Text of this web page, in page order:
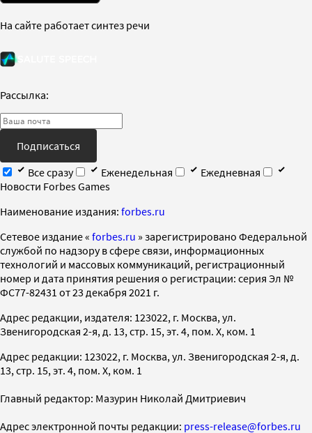
На сайте работает синтез речи
Рассылка:
Подписаться
Все сразу
Еженедельная
Ежедневная
Новости Forbes Games
Наименование издания: forbes.ru
Cетевое издание « forbes.ru » зарегистрировано Федеральной
службой по надзору в сфере связи, информационных
технологий и массовых коммуникаций, регистрационный
номер и дата принятия решения о регистрации: серия Эл №
ФС77-82431 от 23 декабря 2021 г.
Адрес редакции, издателя: 123022, г. Москва, ул.
Звенигородская 2-я, д. 13, стр. 15, эт. 4, пом. X, ком. 1
Адрес редакции: 123022, г. Москва, ул. Звенигородская 2-я, д.
13, стр. 15, эт. 4, пом. X, ком. 1
Главный редактор: Мазурин Николай Дмитриевич
Адрес электронной почты редакции: press-release@forbes.ru